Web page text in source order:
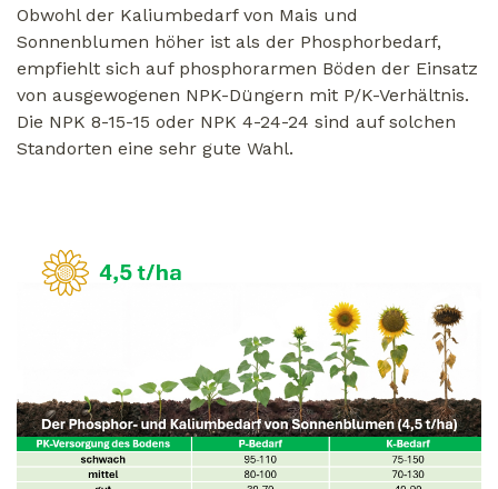
Obwohl der Kaliumbedarf von Mais und
Sonnenblumen höher ist als der Phosphorbedarf,
empfiehlt sich auf phosphorarmen Böden der Einsatz
von ausgewogenen NPK-Düngern mit P/K-Verhältnis.
Die NPK 8-15-15 oder NPK 4-24-24 sind auf solchen
Standorten eine sehr gute Wahl.